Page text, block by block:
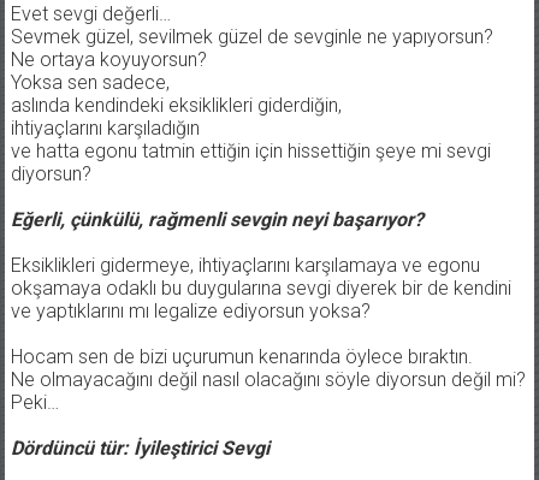
Evet sevgi değerli…
Sevmek güzel, sevilmek güzel de sevginle ne yapıyorsun?
Ne ortaya koyuyorsun?
Yoksa sen sadece,
aslında kendindeki eksiklikleri giderdiğin,
ihtiyaçlarını karşıladığın
ve hatta egonu tatmin ettiğin için hissettiğin şeye mi sevgi
diyorsun?
Eğerli, çünkülü, rağmenli sevgin neyi başarıyor?
Eksiklikleri gidermeye, ihtiyaçlarını karşılamaya ve egonu
okşamaya odaklı bu duygularına sevgi diyerek bir de kendini
ve yaptıklarını mı legalize ediyorsun yoksa?
Hocam sen de bizi uçurumun kenarında öylece bıraktın.
Ne olmayacağını değil nasıl olacağını söyle diyorsun değil mi?
Peki…
Dördüncü tür: İyileştirici Sevgi